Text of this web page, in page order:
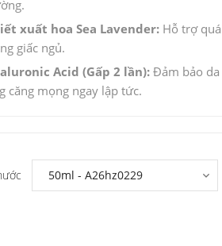
xuất hoa Sea Lavender: Hỗ trợ
giấc ngủ.
Acid (Gấp 2 lần):Đảm bảo
căng mọng ngay lập tức.